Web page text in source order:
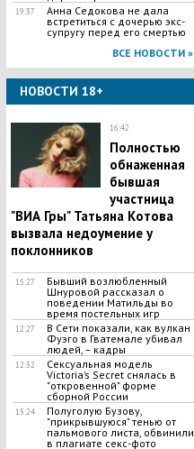
19:37
​Анна Седокова не дала
встретиться с дочерью экс-
супругу перед его смертью
ВСЕ НОВОСТИ »
НОВОСТИ 18+
16:42
Полностью
обнаженная
бывшая
участница
"ВИА Гры" Татьяна Котова
вызвала недоумение у
поклонников
15:27
Бывший возлюбленный
Шнуровой рассказал о
поведении Матильды во
время постельных игр
12:27
В Сети показали, как вулкан
Фуэго в Гватемале убивал
людей, – кадры
12:32
Сексуальная модель
Victoria’s Secret снялась в
"откровенной" форме
сборной России
15:24
Полуголую Бузову,
"прикрывшуюся" тенью от
пальмового листа, обвинили
в плагиате секс-фото